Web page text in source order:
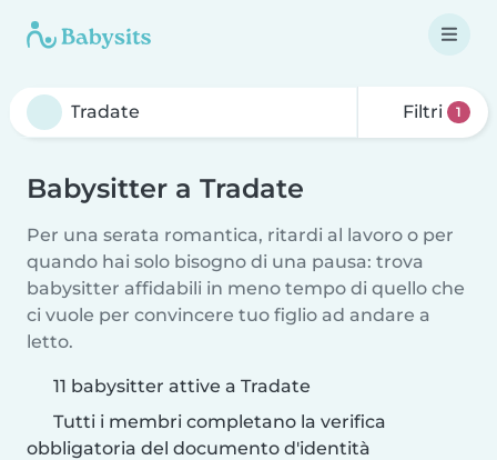
Filtri 1
Babysitter a Tradate
Per una serata romantica, ritardi al lavoro o per
quando hai solo bisogno di una pausa: trova
babysitter affidabili in meno tempo di quello che
ci vuole per convincere tuo figlio ad andare a
letto.
11 babysitter attive a Tradate
Tutti i membri completano la verifica
obbligatoria del documento d'identità